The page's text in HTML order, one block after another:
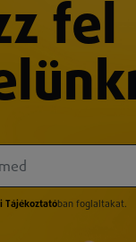
fel
Tájékoztatóban foglaltakat.